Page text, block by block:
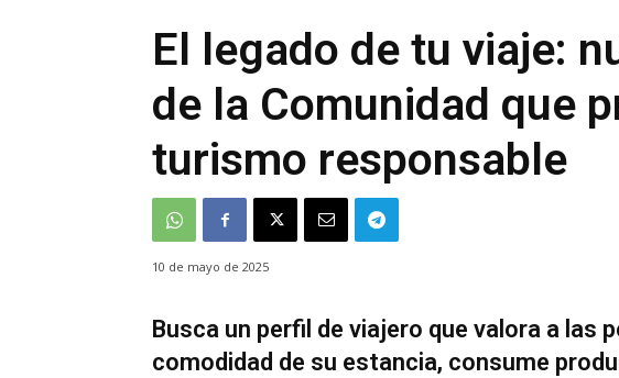
El legado de tu viaje:
de la Comunidad que
turismo responsable
10 de mayo de 2025
Busca un perfil de viajero que valora a las
comodidad de su estancia, consume